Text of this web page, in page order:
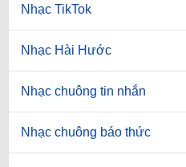
Nhạc TikTok
Nhạc Hài Hước
Nhạc chuông tin nhắn
Nhạc chuông báo thức